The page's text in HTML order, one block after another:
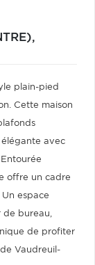
plain-pied
Cette maison
élégante avec
offre un cadre
espace
de bureau,
de profiter
Vaudreuil-